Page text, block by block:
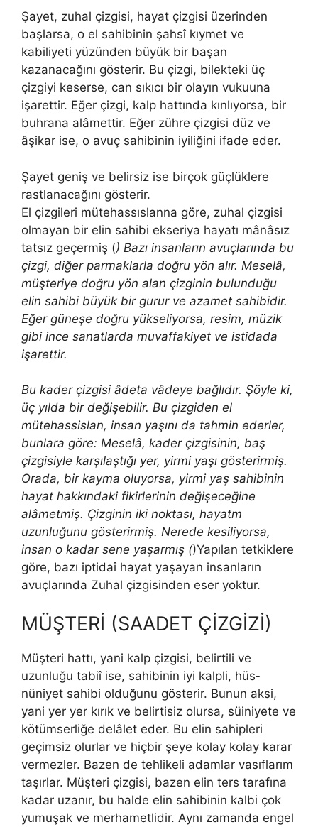
Şayet, zuhal çizgisi, hayat çizgisi üzerinden
başlarsa, o el sahibinin şahsî kıymet ve
kabiliyeti yüzünden büyük bir başan
kazanacağını gösterir. Bu çizgi, bilekteki üç
çizgiyi keserse, can sıkıcı bir olayın vukuuna
işarettir. Eğer çizgi, kalp hattında kınlıyor­sa, bir
buhrana alâmettir. Eğer zühre çizgisi düz ve
âşikar ise, o avuç sahibinin iyiliğini ifade eder.
Şayet geniş ve belirsiz ise birçok güç­lüklere
rastlanacağını gösterir.
El çizgileri mütehassıslanna göre, zuhal çizgisi
olmayan bir elin sahibi ekseriya hayatı mânâsız
tatsız geçermiş () Bazı insan­ların avuçlarında bu
çizgi, diğer parmaklarla doğru yön alır. Meselâ,
müşteriye doğru yön alan çizginin bulunduğu
elin sahibi büyük bir gurur ve azamet sahibidir.
Eğer güneşe doğru yükseliyorsa, resim, müzik
gibi ince sanatlarda muvaffakiyet ve istidada
işarettir.
Bu kader çizgisi âdeta vâdeye bağlıdır. Şöyle ki,
üç yılda bir değişebilir. Bu çizgiden el
mütehassislan, insan yaşını da tahmin ederler,
bun­lara göre: Meselâ, kader çizgisinin, baş
çizgisiyle karşılaştığı yer, yirmi yaşı gösterirmiş.
Orada, bir kayma oluyorsa, yirmi yaş sahibinin
hayat hakkındaki fikirlerinin değişeceğine
alâmetmiş. Çizginin iki noktası, hayatm
uzunluğunu gösterirmiş. Nerede kesiliyorsa,
insan o kadar sene yaşarmış ()Yapılan tetkiklere
göre, bazı iptidaî hayat yaşayan insanların
avuçlarında Zuhal çizgisinden eser yoktur.
MÜŞTERİ (SAADET ÇİZGİZİ)
Müşteri hattı, yani kalp çizgisi, belirtili ve
uzunluğu tabiî ise, sahibinin iyi kalpli, hüs­
nüniyet sahibi olduğunu gösterir. Bunun aksi,
yani yer yer kırık ve belirtisiz olursa, süiniyete ve
kötümserliğe delâlet eder. Bu elin sahipleri
geçimsiz olurlar ve hiçbir şeye kolay kolay karar
vermez­ler. Bazen de tehlikeli adamlar vasıflarım
taşırlar. Müşteri çizgisi, bazen elin ters tarafına
kadar uzanır, bu halde elin sahibinin kalbi çok
yumuşak ve merhametlidir. Aynı zamanda engel